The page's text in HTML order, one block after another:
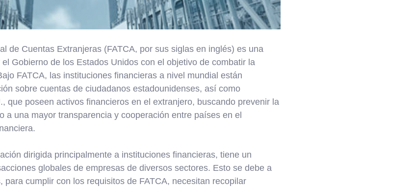
de Cuentas Extranjeras (FATCA, por sus siglas en inglés) es una
Gobierno de los Estados Unidos con el objetivo de combatir la
FATCA, las instituciones financieras a nivel mundial están
sobre cuentas de ciudadanos estadounidenses, así como
que poseen activos financieros en el extranjero, buscando prevenir la
a una mayor transparencia y cooperación entre países en el
dirigida principalmente a instituciones financieras, tiene un
globales de empresas de diversos sectores. Esto se debe a
para cumplir con los requisitos de FATCA, necesitan recopilar